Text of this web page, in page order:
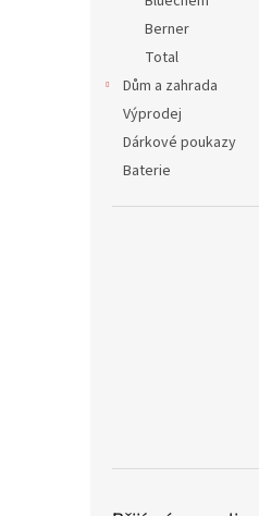
Berner
Total
Dům a zahrada
Výprodej
Dárkové poukazy
Baterie